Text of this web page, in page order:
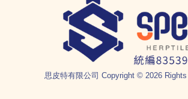
思皮特有限公司 Copyright © 2026 Rights